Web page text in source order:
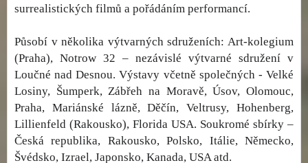
surrealistických filmů a pořádáním performancí.
Působí v několika výtvarných sdruženích: Art-kolegium
(Praha), Notrow 32 – nezávislé výtvarné sdružení v
Loučné nad Desnou. Výstavy včetně společných - Velké
Losiny, Šumperk, Zábřeh na Moravě, Úsov, Olomouc,
Praha, Mariánské lázně, Děčín, Veltrusy, Hohenberg,
Lillienfeld (Rakousko), Florida USA. Soukromé sbírky –
Česká republika, Rakousko, Polsko, Itálie, Německo,
Švédsko, Izrael, Japonsko, Kanada, USA atd.